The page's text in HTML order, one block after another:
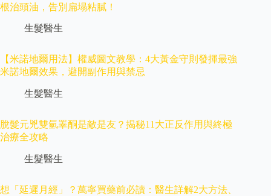
根治頭油，告別扁塌粘膩！
生髮醫生
【米諾地爾用法】權威圖文教學：4大黃金守則發揮最強
米諾地爾效果，避開副作用與禁忌
生髮醫生
脫髮元兇雙氫睪酮是敵是友？揭秘11大正反作用與終極
治療全攻略
生髮醫生
想「延遲月經」？萬寧買藥前必讀：醫生詳解2大方法、